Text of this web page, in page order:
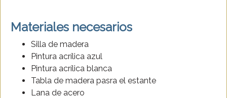
Materiales necesarios
Silla de madera
Pintura acrílica azul
Pintura acrílica blanca
Tabla de madera pasra el estante
Lana de acero